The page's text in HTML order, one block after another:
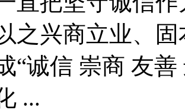
之兴商立业、
“诚信 崇商 友
...